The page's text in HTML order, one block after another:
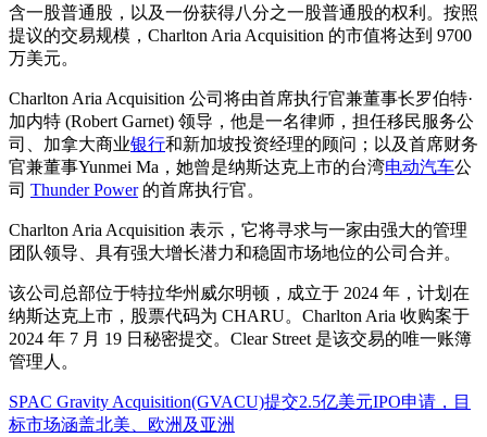
含一股普通股，以及一份获得八分之一股普通股的权利。按照
提议的交易规模，Charlton Aria Acquisition 的市值将达到 9700
万美元。
Charlton Aria Acquisition 公司将由首席执行官兼董事长罗伯特·
加内特 (Robert Garnet) 领导，他是一名律师，担任移民服务公
司、加拿大商业银行和新加坡投资经理的顾问；以及首席财务
官兼董事Yunmei Ma，她曾是纳斯达克上市的台湾电动汽车公
司 Thunder Power的首席执行官。
Charlton Aria Acquisition 表示，它将寻求与一家由强大的管理
团队领导、具有强大增长潜力和稳固市场地位的公司合并。
该公司总部位于特拉华州威尔明顿，成立于 2024 年，计划在
纳斯达克上市，股票代码为 CHARU。Charlton Aria 收购案于
2024 年 7 月 19 日秘密提交。Clear Street 是该交易的唯一账簿
管理人。
SPAC Gravity Acquisition(GVACU)提交2.5亿美元IPO申请，目
标市场涵盖北美、欧洲及亚洲